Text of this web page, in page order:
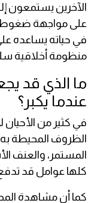
الآخرين يستمعون
على مواجهة ضغوط
في حياته يساعده
منظومة أخلاقية
ما الذي قد
عندما يكبر؟
في كثير من الأحيان
الظروف المحيطة
المستمر، والعنف
كلها عوامل قد
كما أن مشاهدة